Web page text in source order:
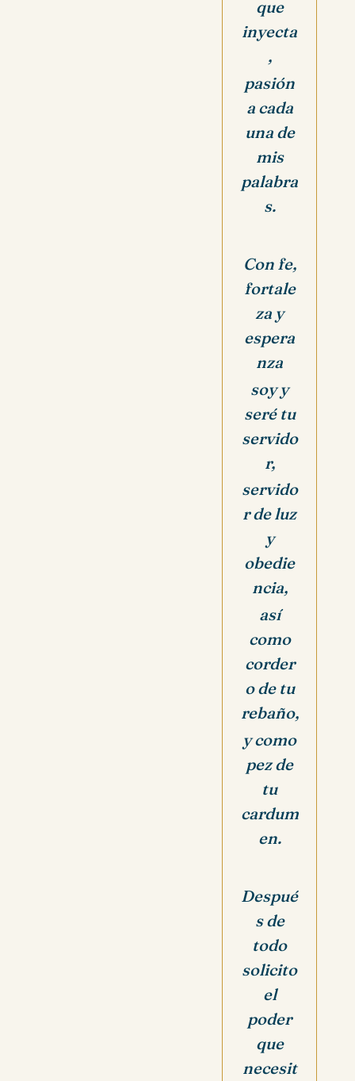
que
inyecta
,
pasión
a cada
una de
mis
palabra
s.
Con fe,
fortale
za y
espera
nza
soy y
seré tu
servido
r,
servido
r de luz
y
obedie
ncia,
así
como
corder
o de tu
rebaño,
y como
pez de
tu
cardum
en.
Despué
s de
todo
solicito
el
poder
que
necesit